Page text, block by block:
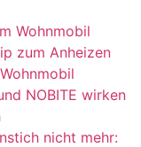
Wohnmobil
zum Anheizen
NOBITE wirken
nicht mehr: